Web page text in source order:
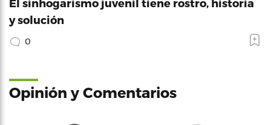
El sinhogarismo juvenil tiene rostro, historia
y solución
0
Opinión y Comentarios